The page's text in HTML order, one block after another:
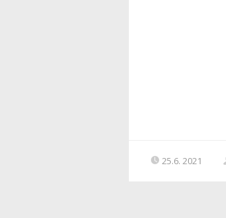
25.6. 2021